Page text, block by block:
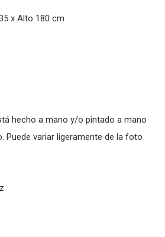
x Alto 180 cm
hecho a mano y/o pintado a mano
Puede variar ligeramente de la foto